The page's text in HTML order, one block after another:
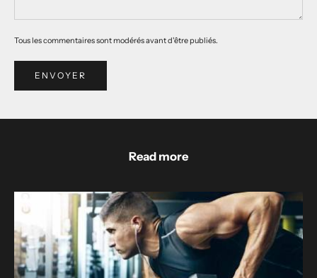
Tous les commentaires sont modérés avant d'être publiés.
ENVOYER
Read more